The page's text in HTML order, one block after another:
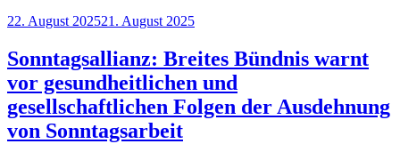
Veröffentlicht
22. August 202521. August 2025
Sonntagsallianz: Breites Bündnis warnt
vor gesundheitlichen und
gesellschaftlichen Folgen der Ausdehnung
von Sonntagsarbeit